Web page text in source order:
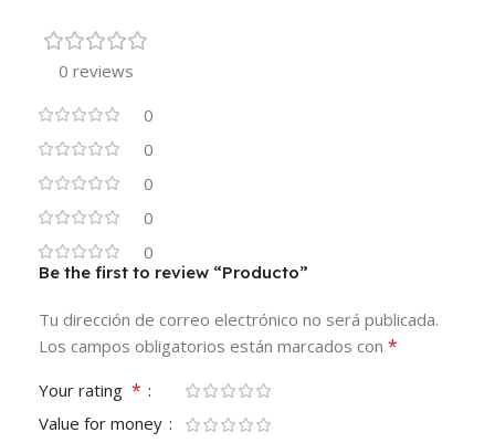
0 reviews
0
0
0
0
0
Be the first to review “Producto”
Tu dirección de correo electrónico no será publicada.
Los campos obligatorios están marcados con *
Your rating *
Value for money